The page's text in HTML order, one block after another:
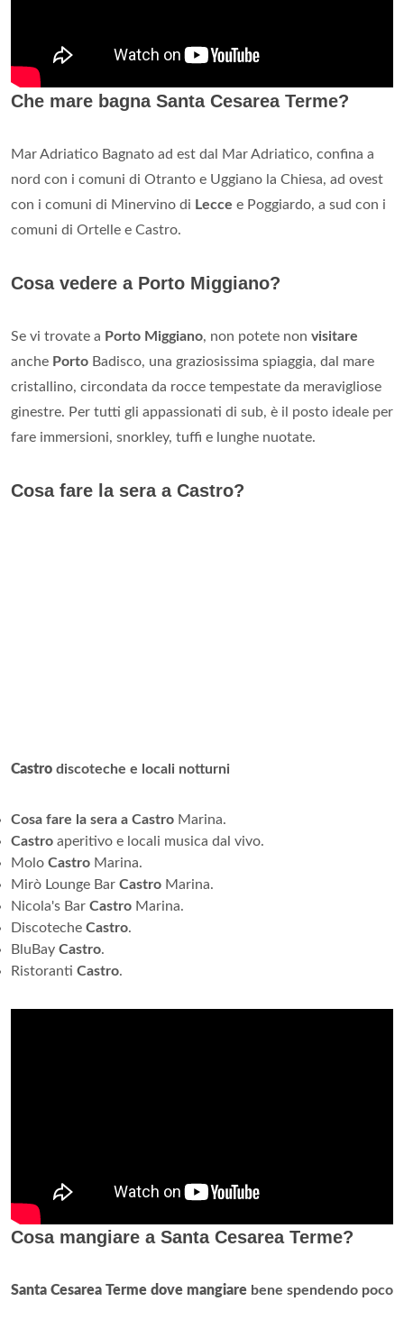
Che mare bagna Santa Cesarea Terme?
Mar Adriatico Bagnato ad est dal Mar Adriatico, confina a
nord con i comuni di Otranto e Uggiano la Chiesa, ad ovest
con i comuni di Minervino di Lecce e Poggiardo, a sud con i
comuni di Ortelle e Castro.
Cosa vedere a Porto Miggiano?
Se vi trovate a Porto Miggiano, non potete non visitare
anche Porto Badisco, una graziosissima spiaggia, dal mare
cristallino, circondata da rocce tempestate da meravigliose
ginestre. Per tutti gli appassionati di sub, è il posto ideale per
fare immersioni, snorkley, tuffi e lunghe nuotate.
Cosa fare la sera a Castro?
Castro discoteche e locali notturni
Cosa fare la sera a Castro Marina.
Castro aperitivo e locali musica dal vivo.
Molo Castro Marina.
Mirò Lounge Bar Castro Marina.
Nicola's Bar Castro Marina.
Discoteche Castro.
BluBay Castro.
Ristoranti Castro.
Cosa mangiare a Santa Cesarea Terme?
Santa Cesarea Terme dove mangiare bene spendendo poco